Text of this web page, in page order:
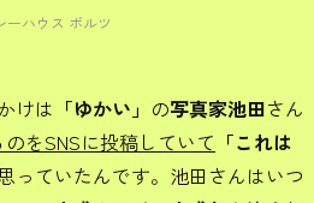
ーハウス ボルツ
けは 「ゆかい」 の写真家池田さん
をSNSに投稿していて 「これは
っていたんです。池田さんはいつ